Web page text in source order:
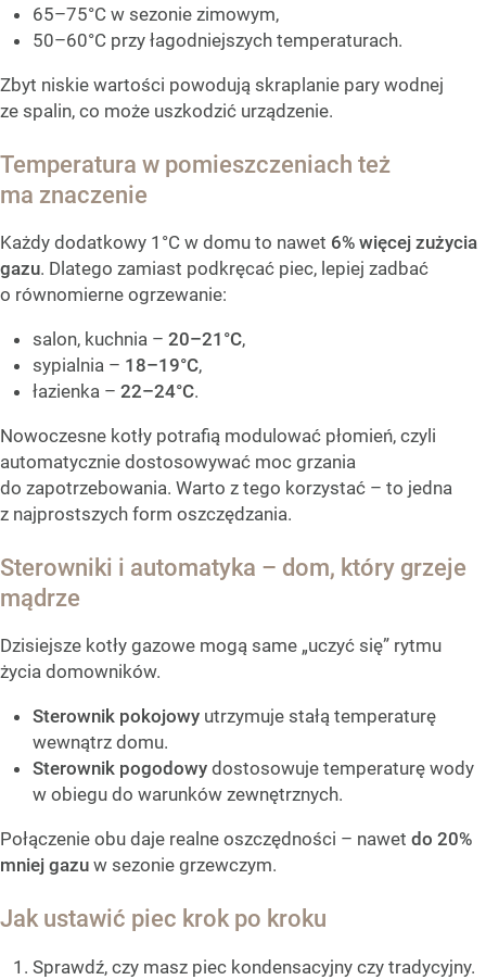
65–75°C w sezonie zimowym,
50–60°C przy łagodniejszych temperaturach.
Zbyt niskie wartości powodują skraplanie pary wodnej
ze spalin, co może uszkodzić urządzenie.
Temperatura w pomieszczeniach też
ma znaczenie
Każdy dodatkowy 1°C w domu to nawet 6% więcej zużycia
gazu. Dlatego zamiast podkręcać piec, lepiej zadbać
o równomierne ogrzewanie:
salon, kuchnia – 20–21°C,
sypialnia – 18–19°C,
łazienka – 22–24°C.
Nowoczesne kotły potrafią modulować płomień, czyli
automatycznie dostosowywać moc grzania
do zapotrzebowania. Warto z tego korzystać – to jedna
z najprostszych form oszczędzania.
Sterowniki i automatyka – dom, który grzeje
mądrze
Dzisiejsze kotły gazowe mogą same „uczyć się” rytmu
życia domowników.
Sterownik pokojowy utrzymuje stałą temperaturę
wewnątrz domu.
Sterownik pogodowy dostosowuje temperaturę wody
w obiegu do warunków zewnętrznych.
Połączenie obu daje realne oszczędności – nawet do 20%
mniej gazu w sezonie grzewczym.
Jak ustawić piec krok po kroku
Sprawdź, czy masz piec kondensacyjny czy tradycyjny.